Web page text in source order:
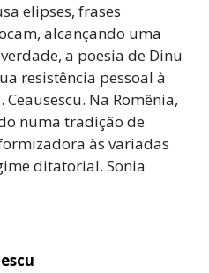
elipses, frases
alcançando uma
a poesia de Dinu
resistência pessoal à
Na Romênia,
numa tradição de
às variadas
ditatorial. Sonia